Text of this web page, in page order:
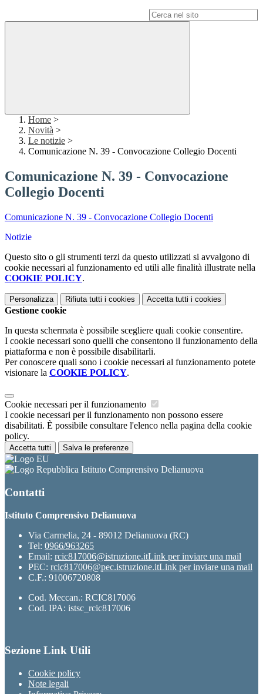
Home >
Novità >
Le notizie >
Comunicazione N. 39 - Convocazione Collegio Docenti
Comunicazione N. 39 - Convocazione
Collegio Docenti
Comunicazione N. 39 - Convocazione Collegio Docenti
Notizie
Questo sito o gli strumenti terzi da questo utilizzati si avvalgono di
cookie necessari al funzionamento ed utili alle finalità illustrate nella
COOKIE POLICY.
Personalizza Rifiuta tutti i cookies Accetta tutti i cookies
Gestione cookie
In questa schermata è possibile scegliere quali cookie consentire.
I cookie necessari sono quelli che consentono il funzionamento della
piattaforma e non è possibile disabilitarli.
Per conoscere quali sono i cookie necessari al funzionamento potete
visionare la COOKIE POLICY.
Cookie necessari per il funzionamento
I cookie necessari per il funzionamento non possono essere
disabilitati. È possibile consultare l'elenco nella pagina della cookie
policy.
Accetta tutti Salva le preferenze
Istituto Comprensivo Delianuova
Contatti
Istituto Comprensivo Delianuova
Via Carmelia, 24 - 89012 Delianuova (RC)
Tel: 0966/963265
Email: rcic817006@istruzione.itLink per inviare una mail
PEC: rcic817006@pec.istruzione.itLink per inviare una mail
C.F.: 91006720808
Cod. Meccan.: RCIC817006
Cod. IPA: istsc_rcic817006
Sezione Link Utili
Cookie policy
Note legali